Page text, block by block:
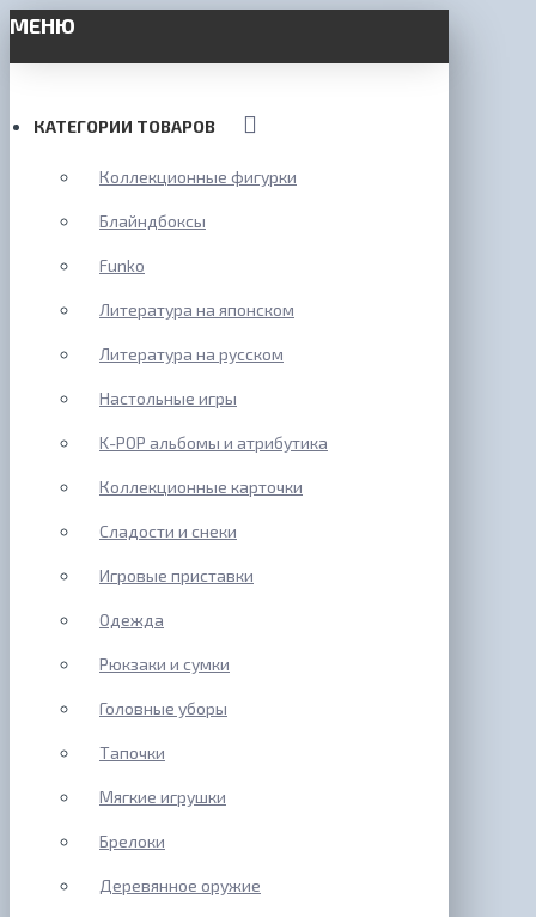
МЕНЮ
КАТЕГОРИИ ТОВАРОВ
Коллекционные фигурки
Блайндбоксы
Funko
Литература на японском
Литература на русском
Настольные игры
K-POP альбомы и атрибутика
Коллекционные карточки
Сладости и снеки
Игровые приставки
Одежда
Рюкзаки и сумки
Головные уборы
Тапочки
Мягкие игрушки
Брелоки
Деревянное оружие